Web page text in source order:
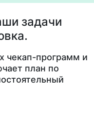
задачи
чекап-программ и
план по